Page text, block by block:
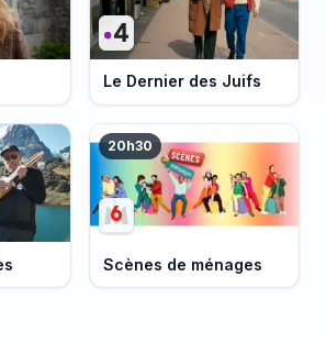
Le Dernier des Juifs
20h30
Scènes de ménages